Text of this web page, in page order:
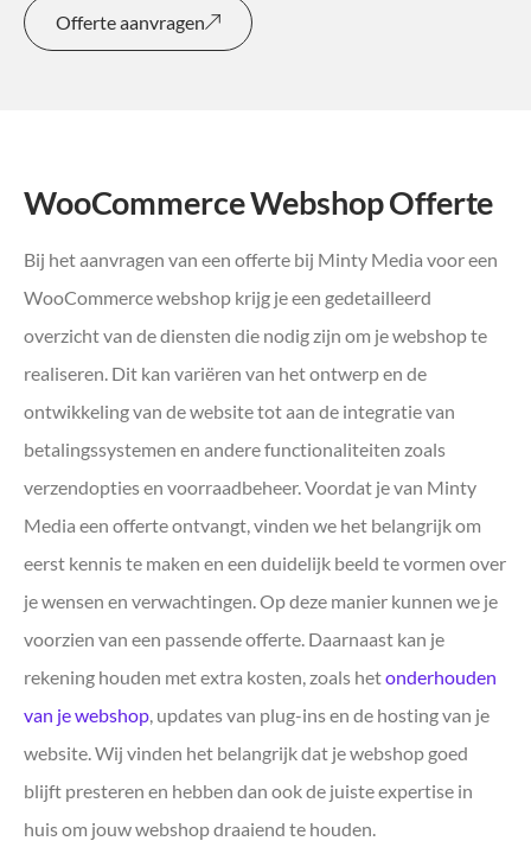
Offerte aanvragen
WooCommerce Webshop Offerte
Bij het aanvragen van een offerte bij Minty Media voor een
WooCommerce webshop krijg je een gedetailleerd
overzicht van de diensten die nodig zijn om je webshop te
realiseren. Dit kan variëren van het ontwerp en de
ontwikkeling van de website tot aan de integratie van
betalingssystemen en andere functionaliteiten zoals
verzendopties en voorraadbeheer. Voordat je van Minty
Media een offerte ontvangt, vinden we het belangrijk om
eerst kennis te maken en een duidelijk beeld te vormen over
je wensen en verwachtingen. Op deze manier kunnen we je
voorzien van een passende offerte. Daarnaast kan je
rekening houden met extra kosten, zoals hetonderhouden
van je webshop, updates van plug-ins en de hosting van je
website. Wij vinden het belangrijk dat je webshop goed
blijft presteren en hebben dan ook de juiste expertise in
huis om jouw webshop draaiend te houden.